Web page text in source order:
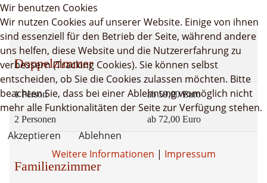
Doppelzimmer
1 Person ab 59,00 Euro
2 Personen ab 72,00 Euro
Familienzimmer
Wir benutzen Cookies
Wir nutzen Cookies auf unserer Website. Einige von ihnen
sind essenziell für den Betrieb der Seite, während andere
uns helfen, diese Website und die Nutzererfahrung zu
verbessern (Tracking Cookies). Sie können selbst
entscheiden, ob Sie die Cookies zulassen möchten. Bitte
beachten Sie, dass bei einer Ablehnung womöglich nicht
mehr alle Funktionalitäten der Seite zur Verfügung stehen.
Akzeptieren
Ablehnen
Weitere Informationen | Impressum